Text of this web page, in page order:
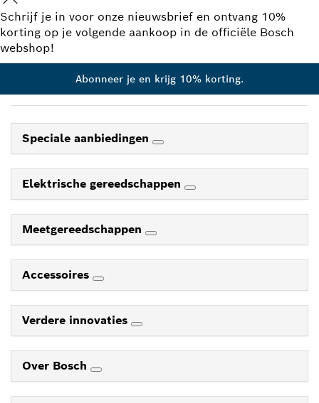
Schrijf je in voor onze nieuwsbrief en ontvang 10%
korting op je volgende aankoop in de officiële Bosch
webshop!
Abonneer je en krijg 10% korting.
Speciale aanbiedingen
Elektrische gereedschappen
Meetgereedschappen
Accessoires
Verdere innovaties
Over Bosch